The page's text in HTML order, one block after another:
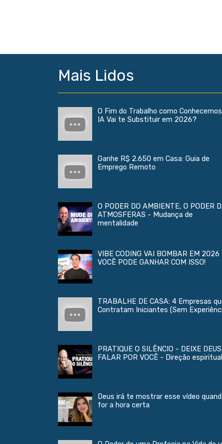
Mais Lidos
O Fim do Trabalho como
IA Vai te Substituir em 2026?
Ganhe R$ 2.650 em Casa: Guia de
Emprego Remoto
O PODER DO AMBIENTE, O PODER
ATMOSFERAS - Mudança de
mentalidade
VIBE CODING VAI BOMBAR EM 2026
VOCÊ PODE GANHAR COM ISSO!
TRABALHE DE CASA: 4 Empresas
Contratam Iniciantes (Sem
PRATIQUE O SILÊNCIO - DEIXE DEUS
FALAR POR VOCÊ - Direção espiritual
Deus irá te mostrar esse vídeo
for a hora certa